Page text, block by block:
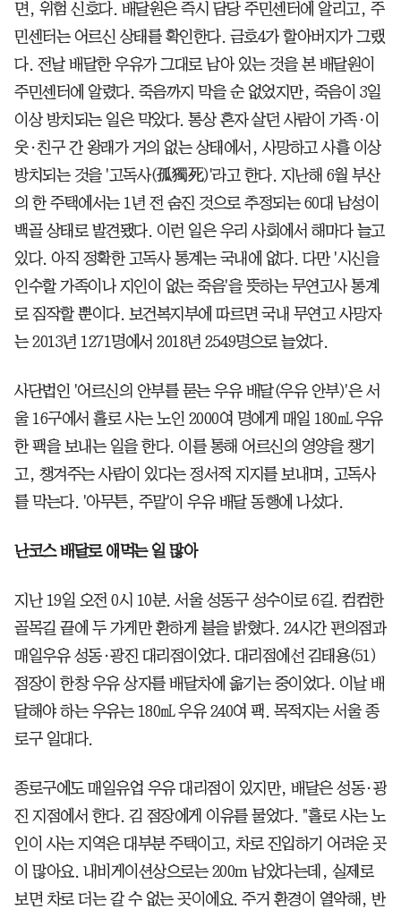
면, 위험 신호다. 배달원은 즉시 담당 주민센터에 알리고, 주
민센터는 어르신 상태를 확인한다. 금호4가 할아버지가 그랬
다. 전날 배달한 우유가 그대로 남아 있는 것을 본 배달원이
주민센터에 알렸다. 죽음까지 막을 순 없었지만, 죽음이 3일
이상 방치되는 일은 막았다. 통상 혼자 살던 사람이 가족·이
웃·친구 간 왕래가 거의 없는 상태에서, 사망하고 사흘 이상
방치되는 것을 '고독사(孤獨死)'라고 한다. 지난해 6월 부산
의 한 주택에서는 1년 전 숨진 것으로 추정되는 60대 남성이
백골 상태로 발견됐다. 이런 일은 우리 사회에서 해마다 늘고
있다. 아직 정확한 고독사 통계는 국내에 없다. 다만 '시신을
인수할 가족이나 지인이 없는 죽음'을 뜻하는 무연고사 통계
로 짐작할 뿐이다. 보건복지부에 따르면 국내 무연고 사망자
는 2013년 1271명에서 2018년 2549명으로 늘었다.
사단법인 '어르신의 안부를 묻는 우유 배달(우유 안부)'은 서
울 16구에서 홀로 사는 노인 2000여 명에게 매일 180㎖ 우유
한 팩을 보내는 일을 한다. 이를 통해 어르신의 영양을 챙기
고, 챙겨주는 사람이 있다는 정서적 지지를 보내며, 고독사
를 막는다. '아무튼, 주말'이 우유 배달 동행에 나섰다.
난코스 배달로 애먹는 일 많아
지난 19일 오전 0시 10분. 서울 성동구 성수이로 6길. 컴컴한
골목길 끝에 두 가게만 환하게 불을 밝혔다. 24시간 편의점과
매일우유 성동·광진 대리점이었다. 대리점에선 김태용(51)
점장이 한창 우유 상자를 배달차에 옮기는 중이었다. 이날 배
달해야 하는 우유는 180㎖ 우유 240여 팩. 목적지는 서울 종
로구 일대다.
종로구에도 매일유업 우유 대리점이 있지만, 배달은 성동·광
진 지점에서 한다. 김 점장에게 이유를 물었다. "홀로 사는 노
인이 사는 지역은 대부분 주택이고, 차로 진입하기 어려운 곳
이 많아요. 내비게이션상으로는 200m 남았다는데, 실제로
보면 차로 더는 갈 수 없는 곳이에요. 주거 환경이 열악해, 반